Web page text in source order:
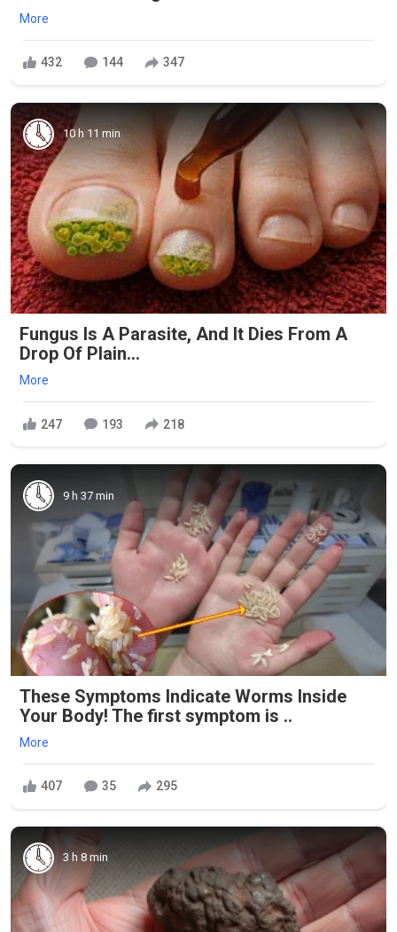
More
432 144 347
10 h 11 min
Fungus Is A Parasite, And It Dies From A
Drop Of Plain...
More
247 193 218
9 h 37 min
These Symptoms Indicate Worms Inside
Your Body! The first symptom is ..
More
407 35 295
3 h 8 min